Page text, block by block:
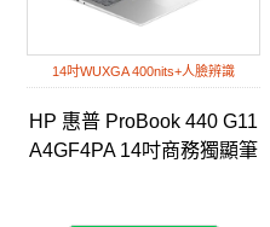
14吋WUXGA 400nits+人臉辨識
HP 惠普 ProBook 440 G11
A4GF4PA 14吋商務獨顯筆